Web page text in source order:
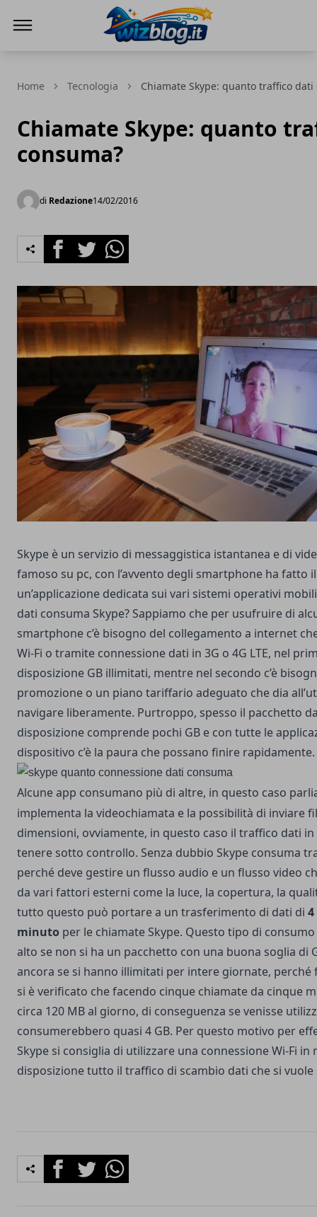
Home Tecnologia Chiamate Skype: quanto traffico dati
Chiamate Skype: quanto
consuma?
di Redazione14/02/2016
FacebookTwitterWhatsapp
Skype è un servizio di messaggistica istantanea e di
famoso su pc, con l’avvento degli smartphone ha fatto
un’applicazione dedicata sui vari sistemi operativi
dati consuma Skype? Sappiamo che per usufruire di
smartphone c’è bisogno del collegamento a internet
Wi-Fi o tramite connessione dati in 3G o 4G LTE, nel
disposizione GB illimitati, mentre nel secondo c’è
promozione o un piano tariffario adeguato che dia
navigare liberamente. Purtroppo, spesso il pacchetto
disposizione comprende pochi GB e con tutte le
dispositivo c’è la paura che possano finire rapidamente.
Alcune app consumano più di altre, in questo caso
implementa la videochiamata e la possibilità di inviare
dimensioni, ovviamente, in questo caso il traffico dati in
tenere sotto controllo. Senza dubbio Skype consuma
perché deve gestire un flusso audio e un flusso video
da vari fattori esterni come la luce, la copertura, la
tutto questo può portare a un trasferimento di dati di
minuto per le chiamate Skype. Questo tipo di
alto se non si ha un pacchetto con una buona soglia di
ancora se si hanno illimitati per intere giornate, perché
si è verificato che facendo cinque chiamate da cinque
circa 120 MB al giorno, di conseguenza se venisse
consumerebbero quasi 4 GB. Per questo motivo per
Skype si consiglia di utilizzare una connessione Wi-Fi in
disposizione tutto il traffico di scambio dati che si
FacebookTwitterWhatsapp